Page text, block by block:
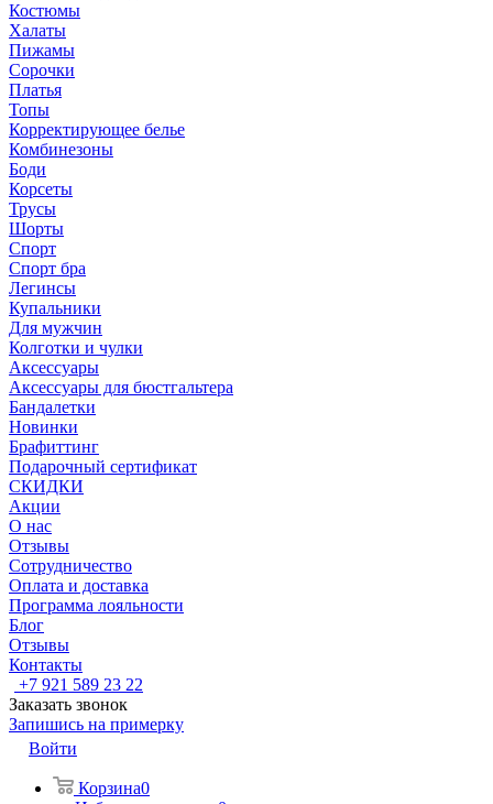
Костюмы
Халаты
Пижамы
Сорочки
Платья
Топы
Корректирующее белье
Комбинезоны
Боди
Корсеты
Трусы
Шорты
Спорт
Спорт бра
Легинсы
Купальники
Для мужчин
Колготки и чулки
Аксессуары
Аксессуары для бюстгальтера
Бандалетки
Новинки
Брафиттинг
Подарочный сертификат
СКИДКИ
Акции
О нас
Отзывы
Сотрудничество
Оплата и доставка
Программа лояльности
Блог
Отзывы
Контакты
+7 921 589 23 22
Заказать звонок
Запишись на примерку
Войти
Корзина0